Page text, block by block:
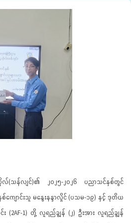
လ်(သန်လျင်)၏ ၂၀၂၅-၂၀၂၆ ပညာသင်နှစ်တွင်
ျောင်းသူ မနွေးနန္ဒာလှိုင် (ပသမ-၁၉) နှင့် ဒုတိယ
င်း (2AF-1) တို့ လူရည်ချွန် (၂) ဦးအား လူရည်ချွန်